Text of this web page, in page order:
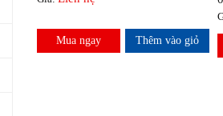
Mua ngay Thêm vào giỏ